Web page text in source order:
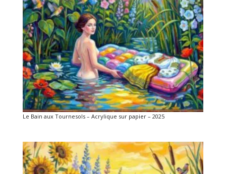
Le Bain aux Tournesols – Acrylique sur papier – 2025